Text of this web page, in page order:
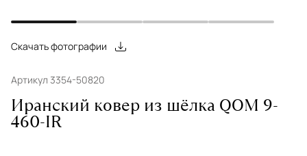
Скачать фотографии
Артикул 3354-50820
Иранский ковер из шёлка QOM 9-
460-IR